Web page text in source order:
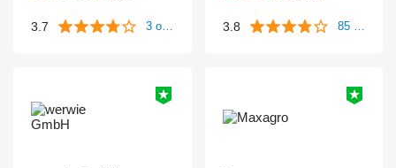
3.7 3 отзыва 3.8 85 отзывов